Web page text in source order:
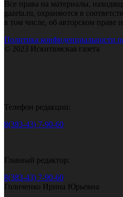
Все права на материалы,
gazeta.ru, охраняются в
в том числе, об авторском праве
Политика конфиденциальности
© 2023 Искитимская газета
Телефон редакции:
8(383-43) 7-90-60
Главный редактор:
8(383-43) 7-90-60
Голиченко Ирина Юрьевна